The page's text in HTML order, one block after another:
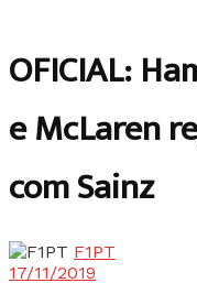
OFICIAL:
e McLaren
com Sainz
F1PT
17/11/2019